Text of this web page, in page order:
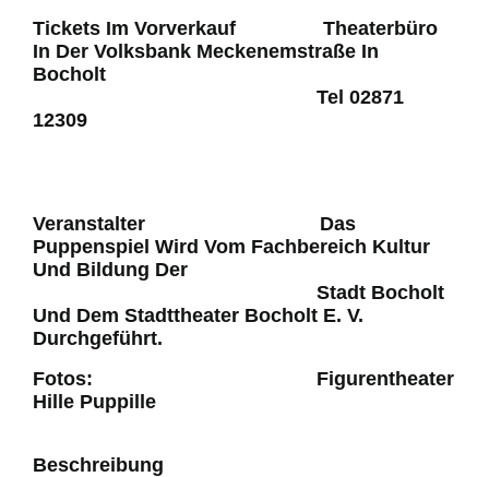
Tickets Im Vorverkauf Theaterbüro
In Der Volksbank Meckenemstraße In
Bocholt
Tel 02871
12309
Veranstalter Das
Puppenspiel Wird Vom Fachbereich Kultur
Und Bildung Der
Stadt Bocholt
Und Dem Stadttheater Bocholt E. V.
Durchgeführt.
Fotos: Figurentheater
Hille Puppille
Beschreibung